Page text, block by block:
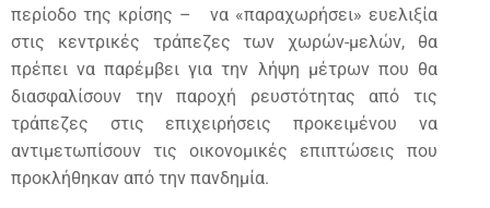
περίοδο της κρίσης –
να «παραχωρήσει» ευελιξία
στις κεντρικές τράπεζες των χωρών-μελών, θα
πρέπει να παρέμβει για την λήψη μέτρων που θα
διασφαλίσουν την παροχή ρευστότητας από τις
τράπεζες στις επιχειρήσεις προκειμένου να
αντιμετωπίσουν τις οικονομικές επιπτώσεις που
προκλήθηκαν από την πανδημία.